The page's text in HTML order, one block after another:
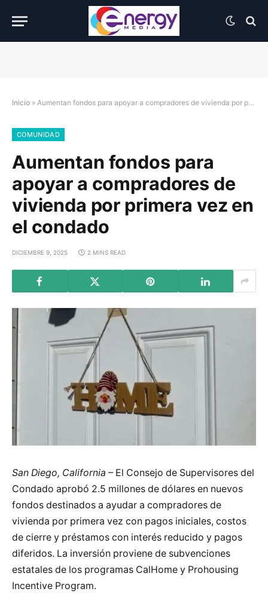
Inicio » Aumentan fondos para apoyar a compradores de vivienda por primera vez en el condado
COMUNIDAD
Aumentan fondos para
apoyar a compradores de
vivienda por primera vez en
el condado
DICIEMBRE 9, 2025 2 MINS READ
San Diego, California – El Consejo de Supervisores del
Condado aprobó 2.5 millones de dólares en nuevos
fondos destinados a ayudar a compradores de
vivienda por primera vez con pagos iniciales, costos
de cierre y préstamos con interés reducido y pagos
diferidos. La inversión proviene de subvenciones
estatales de los programas CalHome y Prohousing
Incentive Program.